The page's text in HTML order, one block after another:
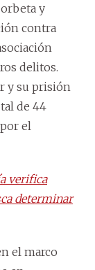
y
contra
delitos.
y su prisión
de 44
el
verifica
determinar
el marco